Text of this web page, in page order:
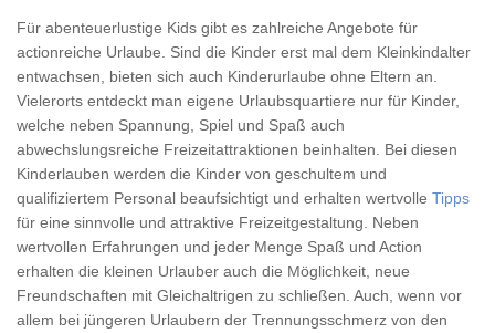
Für abenteuerlustige Kids gibt es zahlreiche Angebote für
actionreiche Urlaube. Sind die Kinder erst mal dem Kleinkindalter
entwachsen, bieten sich auch Kinderurlaube ohne Eltern an.
Vielerorts entdeckt man eigene Urlaubsquartiere nur für Kinder,
welche neben Spannung, Spiel und Spaß auch
abwechslungsreiche Freizeitattraktionen beinhalten. Bei diesen
Kinderlauben werden die Kinder von geschultem und
qualifiziertem Personal beaufsichtigt und erhalten wertvolle Tipps
für eine sinnvolle und attraktive Freizeitgestaltung. Neben
wertvollen Erfahrungen und jeder Menge Spaß und Action
erhalten die kleinen Urlauber auch die Möglichkeit, neue
Freundschaften mit Gleichaltrigen zu schließen. Auch, wenn vor
allem bei jüngeren Urlaubern der Trennungsschmerz von den